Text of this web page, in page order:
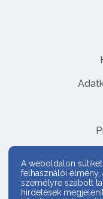
A weboldalon
felhasználói élmény,
személyre szabott
hirdetések